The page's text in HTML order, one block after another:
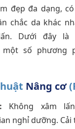
đẹp đa dạng,
chắc da khác
Dưới đây là
một số phương
Nâng cơ
: Không xâm
nghỉ dưỡng.